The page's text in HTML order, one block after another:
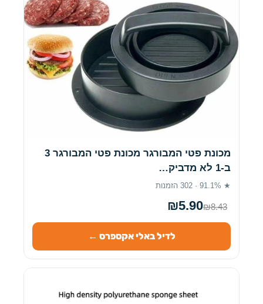
מכונת פטי המבורגר מכונת פטי המבורגר 3
ב-1 לא מדביק…
★ 91.1% · 302 הזמנות
₪5.90₪8.43
לדיל באלי אקספרס ←